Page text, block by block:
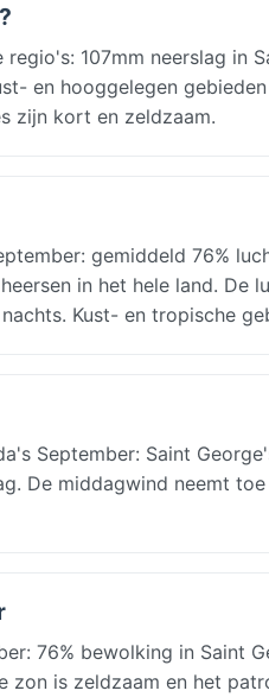
107mm neerslag in
en hooggelegen
zijn kort en zeldzaam.
gemiddeld 76%
in het hele land. De
Kust- en tropische
September: Saint
De middagwind neemt
76% bewolking in Saint
is zeldzaam en het